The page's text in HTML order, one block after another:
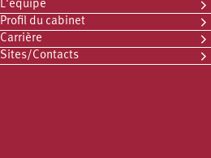
L'équipe
Profil du cabinet
Carrière
Sites/Contacts